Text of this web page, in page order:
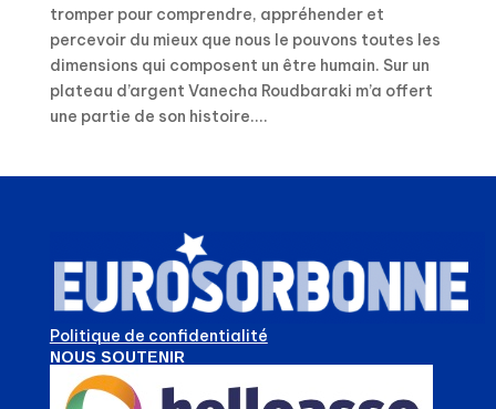
tromper pour comprendre, appréhender et
percevoir du mieux que nous le pouvons toutes les
dimensions qui composent un être humain. Sur un
plateau d’argent Vanecha Roudbaraki m’a offert
une partie de son histoire....
Politique de confidentialité
NOUS SOUTENIR